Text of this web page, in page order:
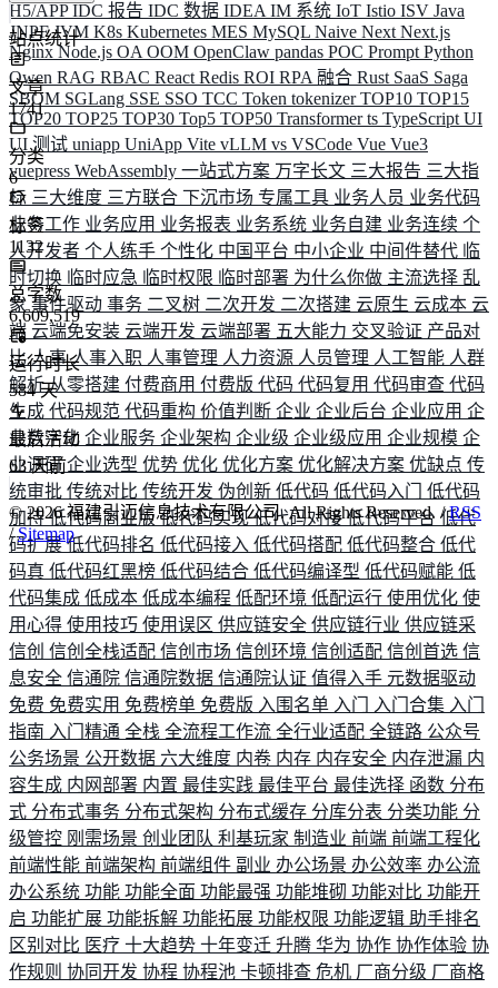
H5/APPIDC 报告 IDC 数据 IDEA IM 系统 IoT Istio ISV Java
JNPFJVM K8s Kubernetes MES MySQL Naive Next Next.js
NginxNode.js OA OOM OpenClaw pandas POC Prompt Python
Qwen RAG RBAC React Redis ROI RPA 融合 Rust SaaS Saga
SBOM SGLang SSE SSO TCC Token tokenizerTOP10 TOP15
TOP20 TOP25 TOP30 Top5 TOP50 Transformerts TypeScript UI
UI 测试 uniapp UniApp Vite vLLM vs VSCode Vue Vue3
vuepress WebAssembly 一站式方案 万字长文 三大报告 三大指
标 三大维度 三方联合 下沉市场 专属工具 业务人员 业务代码
业务工作 业务应用 业务报表 业务系统 业务自建 业务连续 个
人开发者 个人练手 个性化 中国平台 中小企业 中间件替代 临
时切换 临时应急 临时权限 临时部署 为什么你做 主流选择 乱
象 事件驱动 事务 二叉树 二次开发 二次搭建 云原生 云成本 云
端 云端免安装 云端开发 云端部署 五大能力 交叉验证 产品对
比人事人事入职 人事管理 人力资源 人员管理 人工智能 人群
解析从零搭建 付费商用 付费版 代码 代码复用 代码审查 代码
生成 代码规范 代码重构 价值判断 企业 企业后台 企业应用 企
业数字化 企业服务 企业架构 企业级 企业级应用 企业规模 企
业调研企业选型 优势 优化 优化方案 优化解决方案 优缺点 传
统审批 传统对比 传统开发 伪创新 低代码 低代码入门 低代码
加持低代码商业版低代码实现低代码对接低代码平台 低代
码扩展低代码排名 低代码接入 低代码搭配 低代码整合 低代
码真 低代码红黑榜 低代码结合 低代码编译型 低代码赋能 低
代码集成 低成本 低成本编程 低配环境 低配运行 使用优化 使
用心得 使用技巧 使用误区 供应链安全 供应链行业 供应链采
信创 信创全栈适配 信创市场 信创环境 信创适配 信创首选 信
息安全 信通院 信通院数据 信通院认证 值得入手 元数据驱动
免费 免费实用 免费榜单 免费版 入围名单 入门 入门合集 入门
指南 入门精通 全栈 全流程工作流 全行业适配 全链路 公众号
公务场景 公开数据 六大维度 内卷 内存 内存安全 内存泄漏 内
容生成 内网部署 内置 最佳实践 最佳平台 最佳选择 函数 分布
式 分布式事务 分布式架构 分布式缓存 分库分表 分类功能 分
级管控 刚需场景 创业团队 利基玩家 制造业 前端 前端工程化
前端性能 前端架构 前端组件 副业 办公场景 办公效率 办公流
办公系统 功能 功能全面 功能最强 功能堆砌 功能对比 功能开
启 功能扩展 功能拆解 功能拓展 功能权限 功能逻辑 助手排名
区别对比 医疗 十大趋势 十年变迁 升腾 华为 协作 协作体验 协
作规则 协同开发 协程 协程池 卡顿排查 危机 厂商分级 厂商格
站点统计
文章
1741
分类
6
标签
1132
总字数
6,609,519
运行时长
584 天
最后活动
63 天前
©2026福建引迈信息技术有限公司. All Rights Reserved. /RSS
/Sitemap